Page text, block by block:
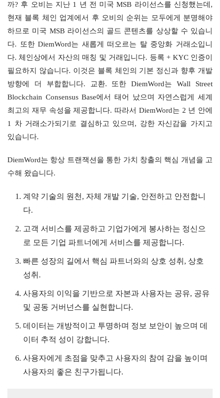
까? 후 오비는 지난 1 년 전 미국 MSB 라이선스를 신청했는데,
현재 블록 체인 업계에서 후 오비의 순위는 모두에게 분명해야
하므로 미국 MSB 라이선스의 골드 콘텐츠를 상상할 수 있습니
다. 또한 DiemWord는 새롭게 떠오르는 탈 중앙화 거래소입니
다. 체인상에서 자산의 매칭 및 거래입니다. 등록 + KYC 인증이
필요하지 않습니다. 이것은 블록 체인의 기본 정신과 향후 개발
방향에 더 부합합니다. 교환. 또한 DiemWord는 Wall Street
Blockchain Consensus Base에서 태어 났으며 자연스럽게 세계
최고의 재무 속성을 제공합니다. 따라서 DiemWord는 2 년 안에
1 차 거래소가되기로 결심하고 있으며, 강한 자신감을 가지고
있습니다.
DiemWord는 항상 트랜잭션을 통한 가치 창출의 핵심 개념을 고
수해 왔습니다.
계약 기술의 원천, 자체 개발 기술, 안전하고 안전합니
다.
고객 서비스를 제공하고 기업가에게 봉사하는 정신으
로 모든 기업 파트너에게 서비스를 제공합니다.
빠른 성장의 길에서 핵심 파트너와의 상호 성취, 상호
성취.
사용자의 이익을 기반으로 자본과 사용자는 공유, 공유
및 공동 거버넌스를 실현합니다.
데이터는 개방적이고 투명하며 정보 보안이 높으며 데
이터 추적 성이 강합니다.
사용자에게 초점을 맞추고 사용자의 참여 감을 높이며
사용자의 좋은 친구가됩니다.